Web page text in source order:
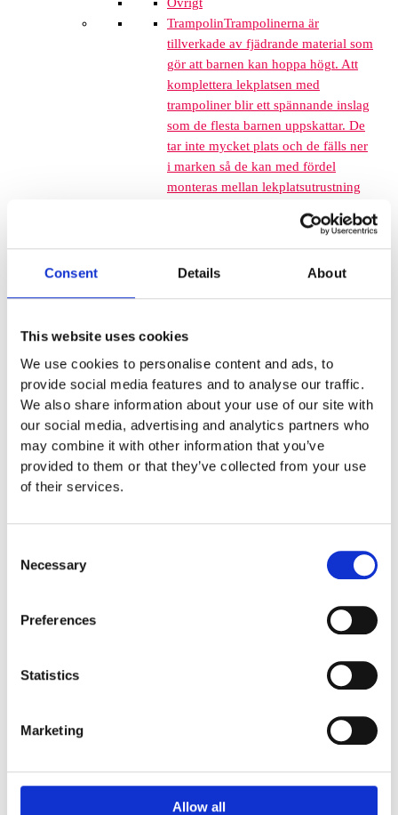
Consent Details About
This website uses cookies
We use cookies to personalise content and ads, to
provide social media features and to analyse our traffic.
We also share information about your use of our site with
our social media, advertising and analytics partners who
may combine it with other information that you’ve
provided to them or that they’ve collected from your use
of their services.
Selection
Necessary
Preferences
Statistics
Marketing
Allow all
Övrigt
TrampolinTrampolinerna är
tillverkade av fjädrande material som
gör att barnen kan hoppa högt. Att
komplettera lekplatsen med
trampoliner blir ett spännande inslag
som de flesta barnen uppskattar. De
tar inte mycket plats och de fälls ner
i marken så de kan med fördel
monteras mellan lekplatsutrustning
springer mellan klätterställningar och
FALLSKYDD & UNDERLAG
Fallskyddsmattor
mm - för fallhöjd 1,2 meter
Euroflex fallskyddsmatta 50
mm - för fallhöjd 1,5 meter
Euroflex fallskyddsmatta 60
mm – för fallhöjd 1,7 meter
Euroflex fallskyddsmatta 70
Euroflex fallskyddsmatta 90
mm soft - för fallhöjd 3,0
Nordic rubber safe tiles 40
mm – fallhöjd upp till 1,5 m
Nordic rubber safe tiles 55
mm – fallhöjd upp till 2,1 m
mm – fallhöjd upp till 2,5 m
stenar / diamonds